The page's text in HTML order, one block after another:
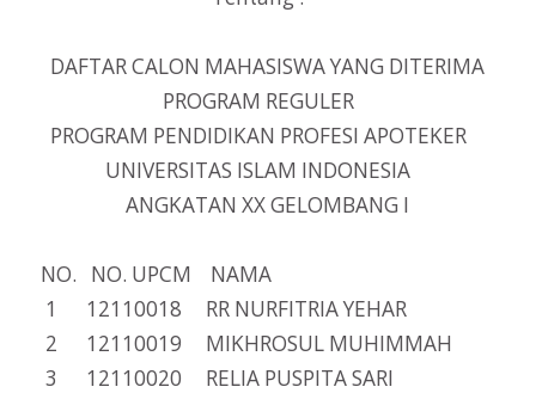
DAFTAR CALON MAHASISWA YANG DITERIMA
PROGRAM REGULER
PROGRAM PENDIDIKAN PROFESI APOTEKER
UNIVERSITAS ISLAM INDONESIA
ANGKATAN XX GELOMBANG I
NO. NO. UPCM NAMA
1 12110018 RR NURFITRIA YEHAR
2 12110019 MIKHROSUL MUHIMMAH
3 12110020 RELIA PUSPITA SARI